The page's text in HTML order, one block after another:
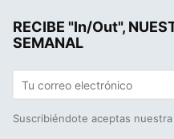
RECIBE "In/Out",
SEMANAL
Suscribiéndote aceptas nuestra